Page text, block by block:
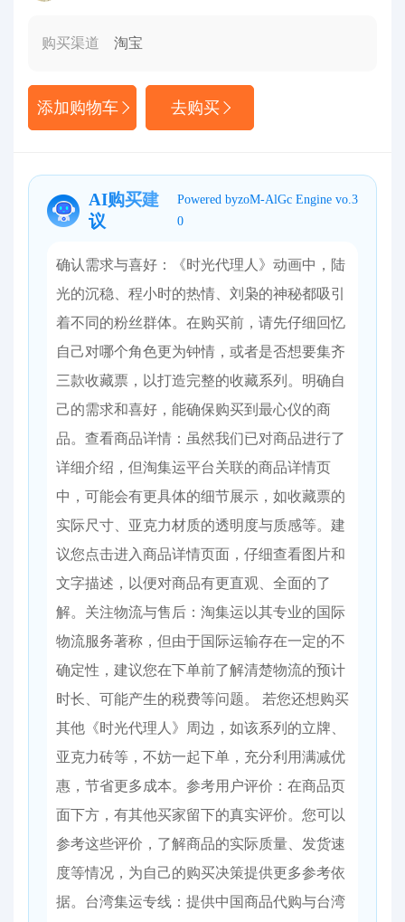
购买渠道 淘宝
添加购物车 去购买
AI购买建
议
Powered byzoM-AlGc Engine vo.3
0
确认需求与喜好：《时光代理人》动画中，陆
光的沉稳、程小时的热情、刘枭的神秘都吸引
着不同的粉丝群体。在购买前，请先仔细回忆
自己对哪个角色更为钟情，或者是否想要集齐
三款收藏票，以打造完整的收藏系列。明确自
己的需求和喜好，能确保购买到最心仪的商
品。​ 查看商品详情：虽然我们已对商品进行了
详细介绍，但淘集运平台关联的商品详情页
中，可能会有更具体的细节展示，如收藏票的
实际尺寸、亚克力材质的透明度与质感等。建
议您点击进入商品详情页面，仔细查看图片和
文字描述，以便对商品有更直观、全面的了
解。​ 关注物流与售后：淘集运以其专业的国际
物流服务著称，但由于国际运输存在一定的不
确定性，建议您在下单前了解清楚物流的预计
时长、可能产生的税费等问题。 若您还想购买
其他《时光代理人》周边，如该系列的立牌、
亚克力砖等，不妨一起下单，充分利用满减优
惠，节省更多成本。​ 参考用户评价：在商品页
面下方，有其他买家留下的真实评价。您可以
参考这些评价，了解商品的实际质量、发货速
度等情况，为自己的购买决策提供更多参考依
据。台湾集运专线：提供中国商品代购与台湾